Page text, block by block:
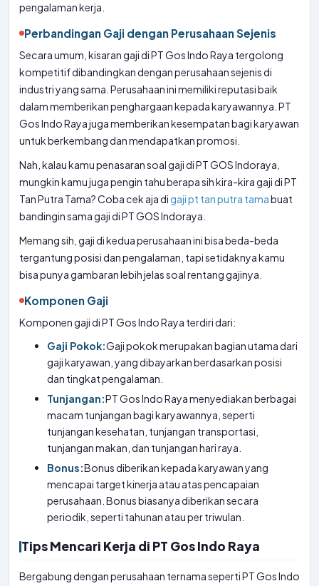
pengalaman kerja.
Perbandingan Gaji dengan Perusahaan Sejenis
Secara umum, kisaran gaji di PT Gos Indo Raya tergolong
kompetitif dibandingkan dengan perusahaan sejenis di
industri yang sama. Perusahaan ini memiliki reputasi baik
dalam memberikan penghargaan kepada karyawannya. PT
Gos Indo Raya juga memberikan kesempatan bagi karyawan
untuk berkembang dan mendapatkan promosi.
Nah, kalau kamu penasaran soal gaji di PT GOS Indoraya,
mungkin kamu juga pengin tahu berapa sih kira-kira gaji di PT
Tan Putra Tama? Coba cek aja di gaji pt tan putra tamabuat
bandingin sama gaji di PT GOS Indoraya.
Memang sih, gaji di kedua perusahaan ini bisa beda-beda
tergantung posisi dan pengalaman, tapi setidaknya kamu
bisa punya gambaran lebih jelas soal rentang gajinya.
Komponen Gaji
Komponen gaji di PT Gos Indo Raya terdiri dari:
Gaji Pokok:Gaji pokok merupakan bagian utama dari
gaji karyawan, yang dibayarkan berdasarkan posisi
dan tingkat pengalaman.
Tunjangan:PT Gos Indo Raya menyediakan berbagai
macam tunjangan bagi karyawannya, seperti
tunjangan kesehatan, tunjangan transportasi,
tunjangan makan, dan tunjangan hari raya.
Bonus:Bonus diberikan kepada karyawan yang
mencapai target kinerja atau atas pencapaian
perusahaan. Bonus biasanya diberikan secara
periodik, seperti tahunan atau per triwulan.
Tips Mencari Kerja di PT Gos Indo Raya
Bergabung dengan perusahaan ternama seperti PT Gos Indo